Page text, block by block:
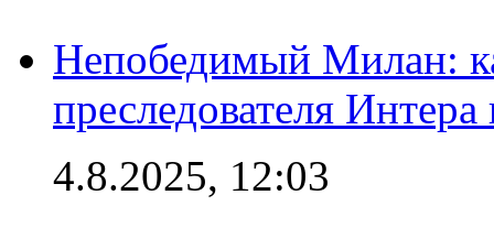
Непобедимый Милан:
преследователя
4.8.2025, 12:03